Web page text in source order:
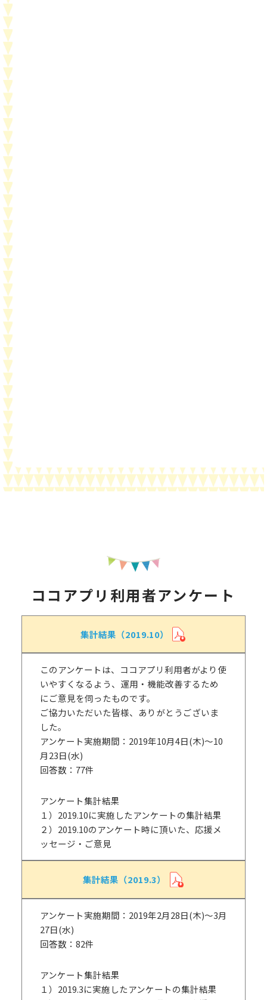
ココアプリ利用者アンケート
集計結果（2019.10）
このアンケートは、ココアプリ利用者がより使
いやすくなるよう、運用・機能改善するため
にご意見を伺ったものです。
ご協力いただいた皆様、ありがとうございま
した。
アンケート実施期間：2019年10月4日(木)～10
月23日(水)
回答数：77件
アンケート集計結果
１）2019.10に実施したアンケートの集計結果
２）2019.10のアンケート時に頂いた、応援メ
ッセージ・ご意見
集計結果（2019.3）
アンケート実施期間：2019年2月28日(木)～3月
27日(水)
回答数：82件
アンケート集計結果
１）2019.3に実施したアンケートの集計結果